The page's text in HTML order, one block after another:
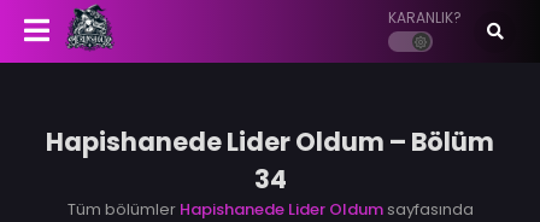
KARANLIK?
Hapishanede Lider Oldum – Bölüm
34
Tüm bölümler Hapishanede Lider Oldumsayfasında